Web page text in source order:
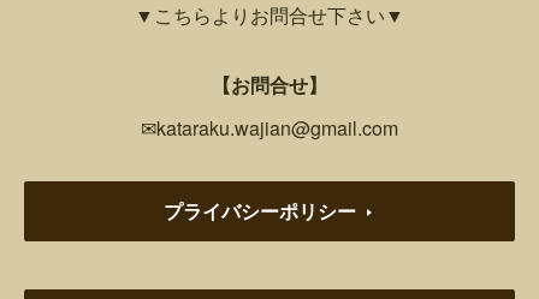
▼こちらよりお問合せ下さい▼
【お問合せ】
✉kataraku.wajian@gmail.com
プライバシーポリシー